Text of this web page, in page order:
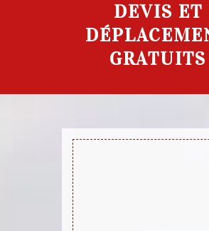
DEVIS ET
GRATUITS